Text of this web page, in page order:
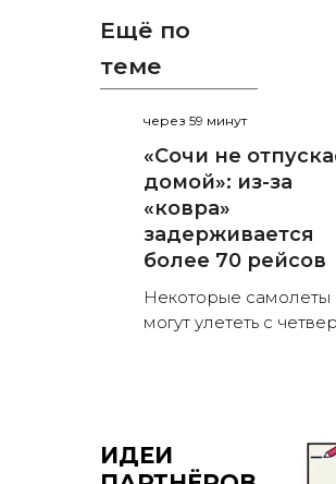
Ещё по
теме
через 59 минут
«Сочи не
домой»: из-за
«ковра»
задерживается
более 70 рейсов
Некоторые самолеты
могут улететь с
ИДЕИ